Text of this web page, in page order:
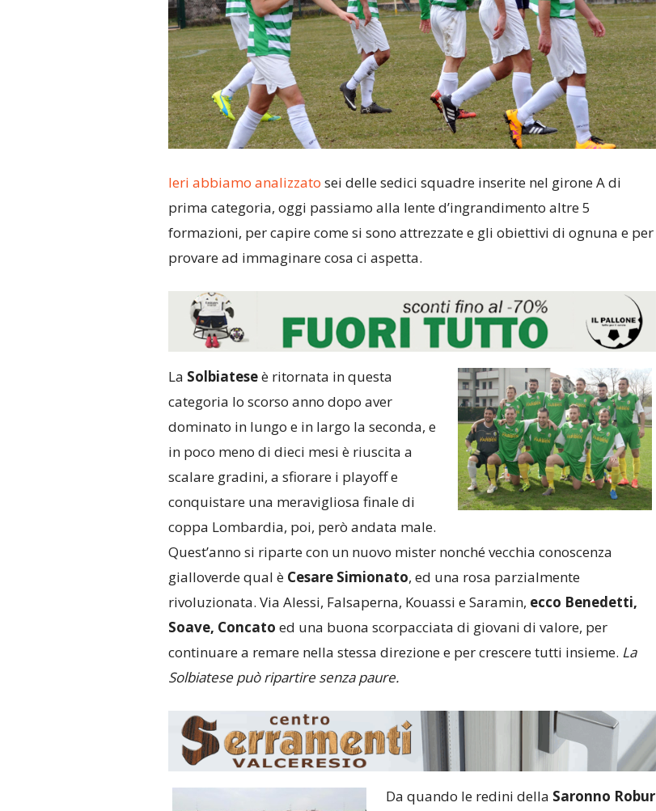
Ieri abbiamo analizzato sei delle sedici squadre inserite nel girone A di
prima categoria, oggi passiamo alla lente d’ingrandimento altre 5
formazioni, per capire come si sono attrezzate e gli obiettivi di ognuna e per
provare ad immaginare cosa ci aspetta.
La Solbiateseè ritornata in questa
categoria lo scorso anno dopo aver
dominato in lungo e in largo la seconda, e
in poco meno di dieci mesi è riuscita a
scalare gradini, a sfiorare i playoff e
conquistare una meravigliosa finale di
coppa Lombardia, poi, però andata male.
Quest’anno si riparte con un nuovo mister nonché vecchia conoscenza
gialloverde qual èCesare Simionato, ed una rosa parzialmente
rivoluzionata. Via Alessi, Falsaperna, Kouassi e Saramin, ecco Benedetti,
Soave, Concato ed una buona scorpacciata di giovani di valore, per
continuare a remare nella stessa direzione e per crescere tutti insieme. La
Solbiatese può ripartire senza paure.
Da quando le redini della Saronno Robur